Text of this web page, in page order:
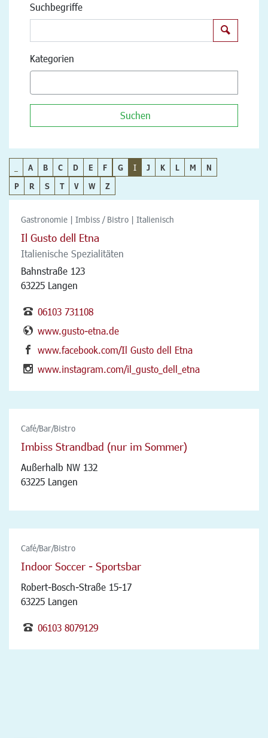
Suchbegriffe
Kategorien
Suchen
A B C D E F G I J K L M
N
P
R S T V W Z
Gastronomie | Imbiss / Bistro | Italienisch
Il Gusto dell Etna
Italienische Spezialitäten
Bahnstraße 123
63225 Langen
06103 731108
www.gusto-etna.de
www.facebook.com/Il Gusto dell Etna
www.instagram.com/il_gusto_dell_etna
Café/Bar/Bistro
Imbiss Strandbad (nur im Sommer)
Außerhalb NW 132
63225 Langen
Café/Bar/Bistro
Indoor Soccer - Sportsbar
Robert-Bosch-Straße 15-17
63225 Langen
06103 8079129